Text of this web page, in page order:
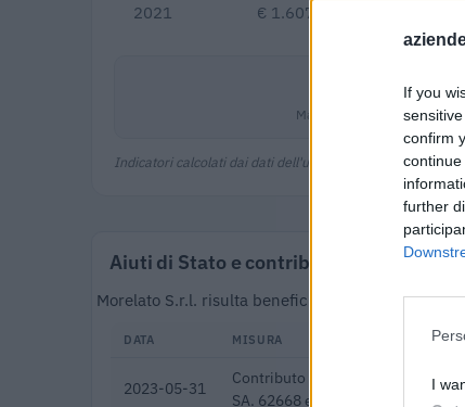
If you
confirm
further
I
2021 € 1.607.065
Margine netto
Indicatori calcolati dai dati dell'ultimo bilancio disponibile.
Aiuti di Stato e contributi pubblici
Morelato S.r.l. risulta beneficiaria di 13 aiuti o
DATA MISURA
2023-05-31
Contributo a fondo perduto [e
SA. 62668 e decisione C(2022)